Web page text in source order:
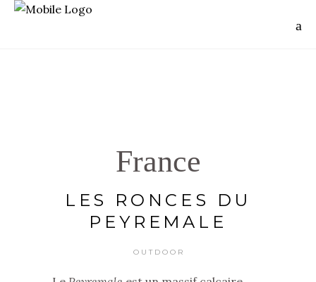
France
LES RONCES DU
PEYREMALE
OUTDOOR